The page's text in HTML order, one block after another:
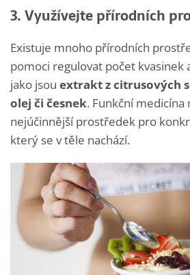
3. Využívejte přírodních
Existuje mnoho přírodních
pomoci regulovat počet kvasinek
jako jsou extrakt z citrusových
olej či česnek. Funkční
nejúčinnější prostředek pro
který se v těle nachází.